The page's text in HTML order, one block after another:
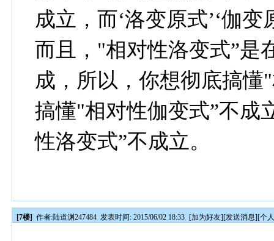
成立，而‘洛变原式’‘伽
而且，"相对性洛变式”是
成，所以，你想彻底搞懂
搞懂"相对性伽变式”不成
性洛变式”不成立。
[7楼] 作者:陆道渊247484 发表时间: 2015/06/02 18:33 [加为好友][发送消息][个